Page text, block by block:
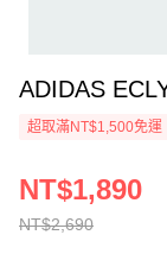
ADIDAS
超取滿NT$1,500免運
NT$2,690
NT$1,890